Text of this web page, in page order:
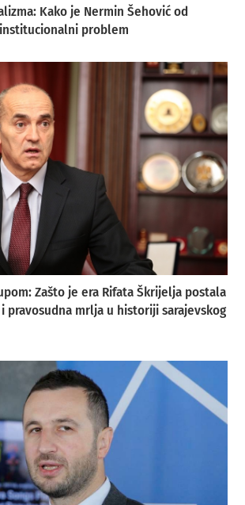
Kako je Nermin Šehović od
problem
Zašto je era Rifata Škrijelja postala
pravosudna mrlja u historiji sarajevskog